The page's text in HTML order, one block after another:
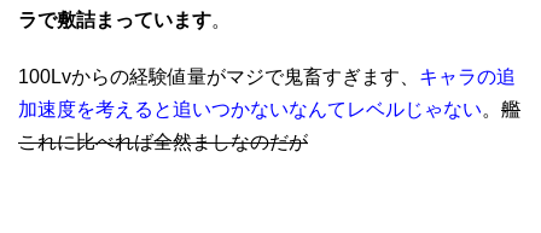
ラで敷詰まっています。
100Lvからの経験値量がマジで鬼畜すぎます、 キャラの追
加速度を考えると追いつかないなんてレベルじゃない。 艦
これに比べれば全然ましなのだが